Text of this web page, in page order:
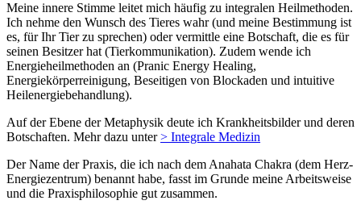
Meine innere Stimme leitet mich häufig zu integralen Heilmethoden.
Ich nehme den Wunsch des Tieres wahr (und meine Bestimmung ist
es, für Ihr Tier zu sprechen) oder vermittle eine Botschaft, die es für
seinen Besitzer hat (Tierkommunikation). Zudem wende ich
Energieheilmethoden an (Pranic Energy Healing,
Energiekörperreinigung, Beseitigen von Blockaden und intuitive
Heilenergiebehandlung).
Auf der Ebene der Metaphysik deute ich Krankheitsbilder und deren
Botschaften. Mehr dazu unter> Integrale Medizin
Der Name der Praxis, die ich nach dem Anahata Chakra (dem Herz-
Energiezentrum) benannt habe, fasst im Grunde meine Arbeitsweise
und die Praxisphilosophie gut zusammen.